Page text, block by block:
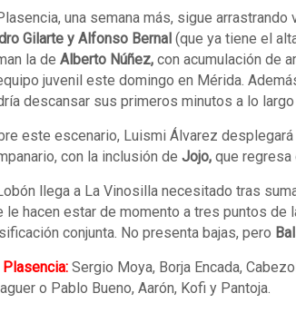
una semana más, sigue
Gilarte y Alfonso Bernal (que ya tiene el
la de Alberto Núñez, con acumulación de
juvenil este domingo en Mérida.
descansar sus primeros minutos a lo
este escenario, Luismi Álvarez
con la inclusión de Jojo, que regresa
llega a La Vinosilla necesitado tras
le hacen estar de momento a tres puntos de
conjunta. No presenta bajas, pero
Plasencia: Sergio Moya, Borja Encada,
o Pablo Bueno, Aarón, Kofi y Pantoja.